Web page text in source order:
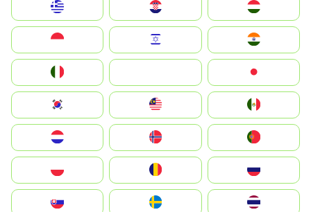
Magyarország
South Korea